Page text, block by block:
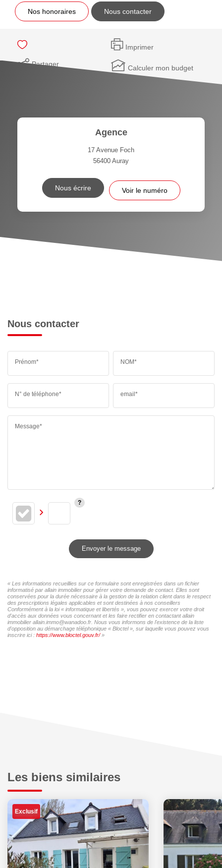
Nos honoraires Nous contacter
Imprimer
Partager Calculer mon budget
Agence
17 Avenue Foch
56400 Auray
Nous écrire Voir le numéro
Nous contacter
Prénom* NOM*
N° de téléphone* email*
Message*
Envoyer le message
« Les informations recueillies sur ce formulaire sont enregistrées dans un fichier
informatisé par allain immobilier pour gérer votre demande de contact. Elles sont
conservées pour la durée nécessaire à la gestion de la relation client dans le respect
des prescriptions légales applicables et sont destinées à nos conseillers
Conformément à la loi « informatique et libertés », vous pouvez exercer votre droit
d'accès aux données vous concernant et les faire rectifier en contactant allain
immobilier allain.immo@wanadoo.fr. Nous vous informons de l'existence de la liste
d'opposition au démarchage téléphonique « Bloctel », sur laquelle vous pouvez vous
inscrire ici : https://www.bloctel.gouv.fr/»
Les biens similaires
Exclusif